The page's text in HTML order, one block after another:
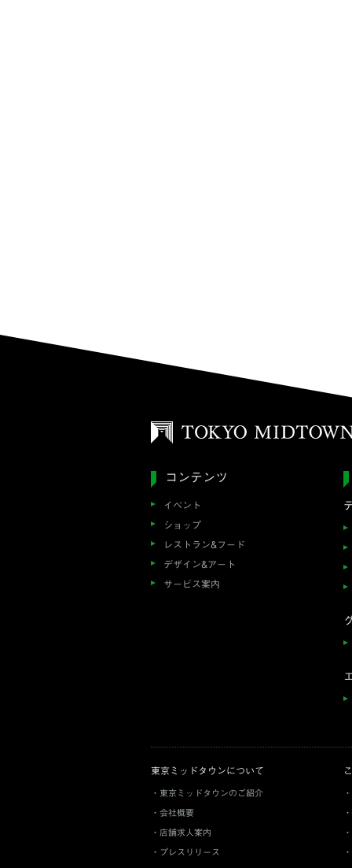
コンテンツ
イベント
ショップ
レストラン&フード
デザイン&アート
サービス案内
東京ミッドタウンについて
東京ミッドタウンのご紹介
会社概要
店舗求人案内
プレスリリース